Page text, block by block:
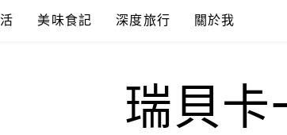
美味食記 深度旅行 關於我
瑞貝卡